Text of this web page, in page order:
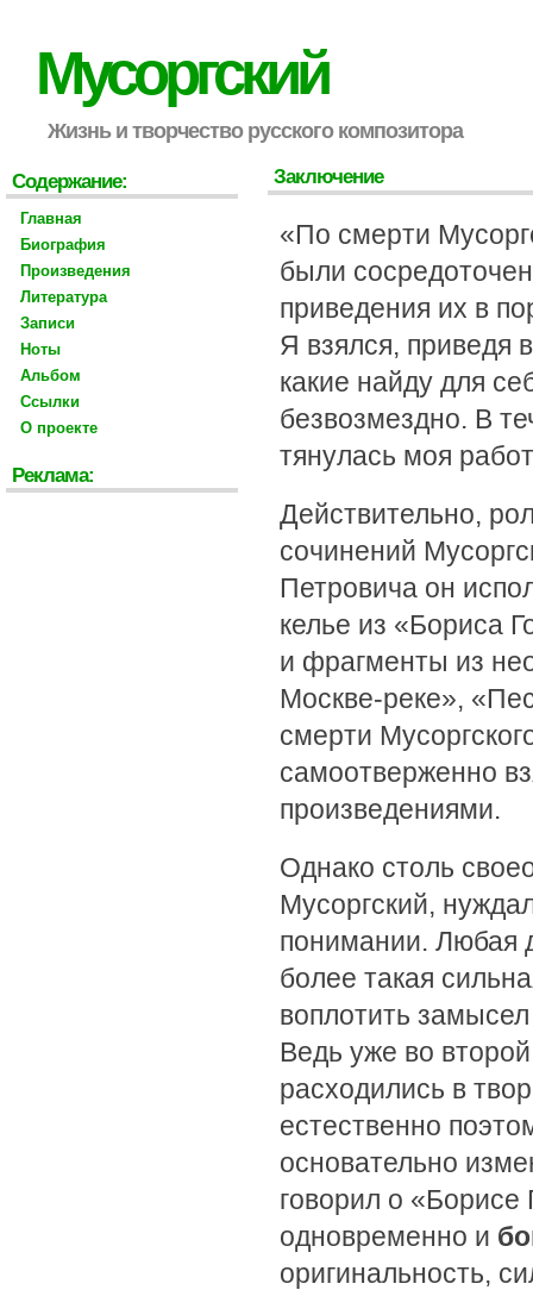
Мусоргский
Жизнь и творчество русского композитора
Заключение
«По смерти
были
приведения их в
Я взялся, приведя
какие найду для
безвозмездно. В
тянулась моя
Действительно,
сочинений
Петровича он
келье из «Бориса
и фрагменты из
Москве-реке»,
смерти
самоотверженно
произведениями.
Однако столь
Мусоргский,
понимании. Любая
более такая
воплотить
Ведь уже во
расходились в
естественно
основательно
говорил о «Борисе
одновременно и
оригинальность,
Содержание:
Главная
Биография
Произведения
Литература
Записи
Ноты
Альбом
Ссылки
О проекте
Реклама: